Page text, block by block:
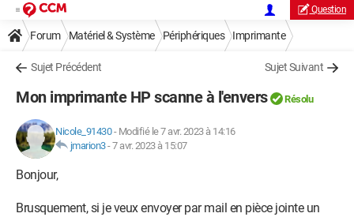
Question
Forum Matériel & Système Périphériques Imprimante
Sujet Précédent Sujet Suivant
Mon imprimante HP scanne à l'envers Résolu
Nicole_91430- Modifié le 7 avr. 2023 à 14:16
jmarion3-7 avr. 2023 à 15:07
Bonjour,
Brusquement, si je veux envoyer par mail en pièce jointe un